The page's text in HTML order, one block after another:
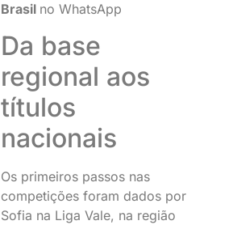
Brasil no WhatsApp
Da base
regional aos
títulos
nacionais
Os primeiros passos nas
competições foram dados por
Sofia na Liga Vale, na região